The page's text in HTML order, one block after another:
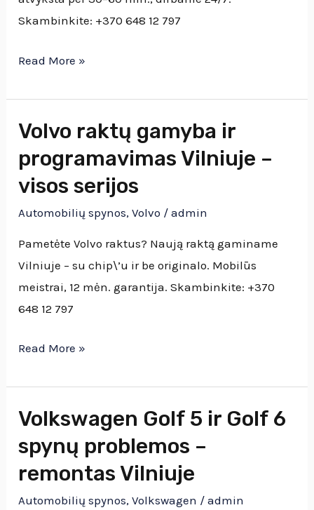
Skambinkite: +370 648 12 797
Vilniuje
Read More »
Volvo raktų gamyba ir
programavimas Vilniuje –
visos serijos
Automobilių spynos,Volvo /admin
Pametėte Volvo raktus? Naują raktą gaminame
Vilniuje – su chip\’u ir be originalo. Mobilūs
meistrai, 12 mėn. garantija. Skambinkite: +370
648 12 797
Volvo
gamyba
ir
programavimas
Vilniuje
Read More »
Volkswagen Golf 5 ir Golf 6
spynų problemos –
remontas Vilniuje
Automobilių spynos,Volkswagen /admin
Volkswagen
ir
Golf